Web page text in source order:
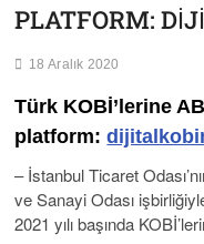
PLATFORM:
18 Aralık 2020
Türk KOBİ’lerine
platform:
– İstanbul Ticaret
ve Sanayi Odası
2021 yılı başında